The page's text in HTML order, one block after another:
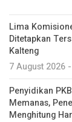
Lima
Ditetapkan
Kalteng
7 August 2026
Penyidikan
Memanas,
Menghitung